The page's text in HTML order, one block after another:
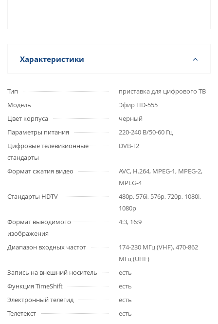
Характеристики
Тип
приставка для цифрового ТВ
Модель
Эфир HD-555
Цвет корпуса
черный
Параметры питания
220-240 В/50-60 Гц
Цифровые телевизионные
стандарты
DVB-T2
Формат сжатия видео
AVC, H.264, MPEG-1, MPEG-2,
MPEG-4
Стандарты HDTV
480p, 576i, 576p, 720p, 1080i,
1080p
Формат выводимого
изображения
4:3, 16:9
Диапазон входных частот
174-230 МГц (VHF), 470-862
МГц (UHF)
Запись на внешний носитель
есть
Функция TimeShift
есть
Электронный телегид
есть
Телетекст
есть